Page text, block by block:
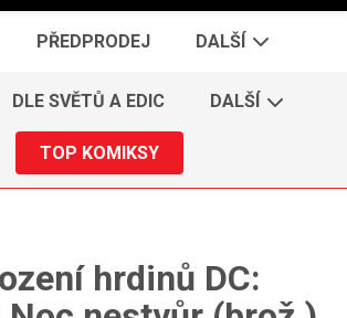
PŘEDPRODEJ DALŠÍ
DLE SVĚTŮ A EDIC DALŠÍ
TOP KOMIKSY
hrdinů DC: